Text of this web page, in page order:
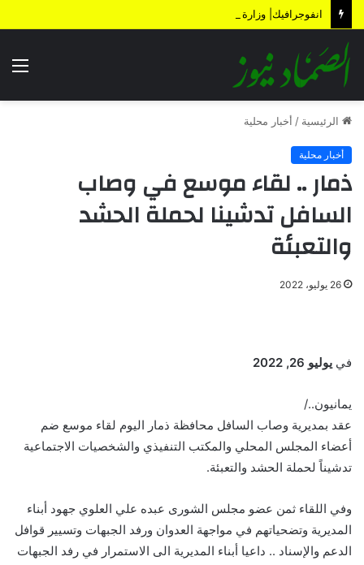
الرئيسية / أخبار محلية
أخبار محلية
ذمار .. لقاء موسع في وصاب
السافل تدشينا لحملة الحشد
والتعبئة
26 يوليو، 2022
في يوليو 26, 2022
يمانيون../
عقد بمديرية وصاب السافل محافظة ذمار اليوم لقاء موسع ضم
أعضاء المجلس المحلي والمكتب التنفيذي والشخصيات الاجتماعية
تدشيناً لحملة الحشد والتعبئة.
وفي اللقاء ثمن عضو مجلس الشورى عبده علي العلوي جهود أبناء
المديرية وتضحياتهم في مواجهة العدوان ورفد الجبهات وتسيير قوافل
الدعم والإسناد .. داعيا أبناء المديرية الى الاستمرار في رفد الجبهات